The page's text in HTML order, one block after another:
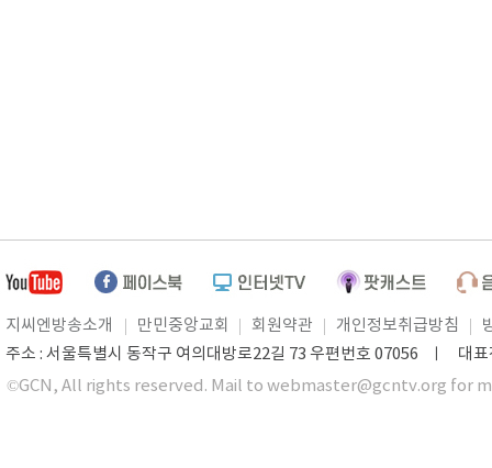
지씨엔방송소개 만민중앙교회 회원약관 개인정보취급방침
주소 : 서울특별시 동작구 여의대방로22길 73 우편번호 07056 ㅣ 대
©GCN, All rights reserved. Mail to webmaster@gcntv.org for